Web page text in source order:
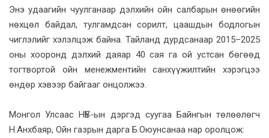
Энэ удаагийн чуулганаар дэлхийн ойн салбарын өнөөгийн
нөхцөл байдал, тулгамдсан сорилт, цаашдын бодлогын
чиглэлийг хэлэлцэж байна. Тайланд дурдсанаар 2015–2025
оны хооронд дэлхий даяар 40 сая га ой устсан бөгөөд
тогтвортой ойн менежментийн санхүүжилтийн хэрэгцээ
өндөр хэвээр байгааг онцолжээ.
Монгол Улсаас НҮБ-ын дэргэд суугаа Байнгын төлөөлөгч
Н.Анхбаяр, Ойн газрын дарга Б.Оюунсанаа нар оролцож: